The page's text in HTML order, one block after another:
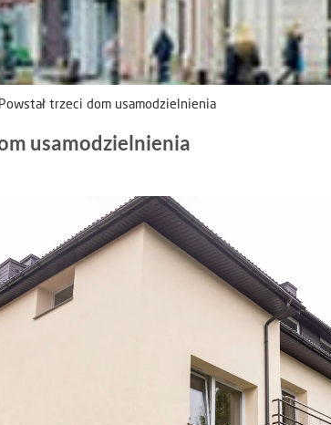
Powstał trzeci dom usamodzielnienia
usamodzielnienia